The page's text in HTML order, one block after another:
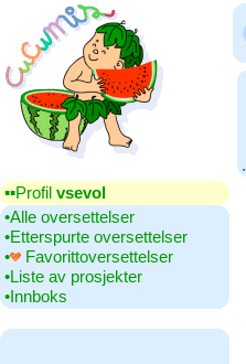
.
▪▪‎Profil vsevol
•‎Alle oversettelser
•‎Etterspurte oversettelser
•‎
Favorittoversettelser
•‎Liste av prosjekter
•‎Innboks